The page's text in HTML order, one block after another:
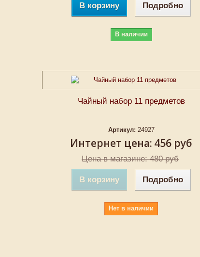
В корзину Подробно
В наличии
Чайный набор 11 предметов
Артикул: 24927
Интернет цена: 456 руб
Цена в магазине: 480 руб
В корзину Подробно
Нет в наличии